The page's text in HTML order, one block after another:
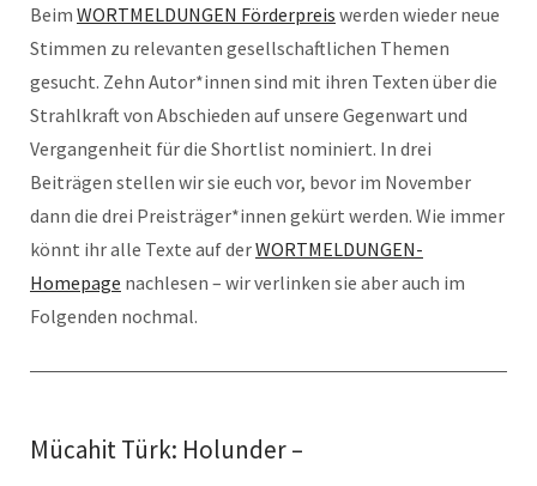
Beim WORTMELDUNGEN Förderpreis werden wieder neue
Stimmen zu relevanten gesellschaftlichen Themen
gesucht. Zehn Autor*innen sind mit ihren Texten über die
Strahlkraft von Abschieden auf unsere Gegenwart und
Vergangenheit für die Shortlist nominiert. In drei
Beiträgen stellen wir sie euch vor, bevor im November
dann die drei Preisträger*innen gekürt werden. Wie immer
könnt ihr alle Texte auf derWORTMELDUNGEN-
Homepage nachlesen – wir verlinken sie aber auch im
Folgenden nochmal.
Mücahit Türk: Holunder –